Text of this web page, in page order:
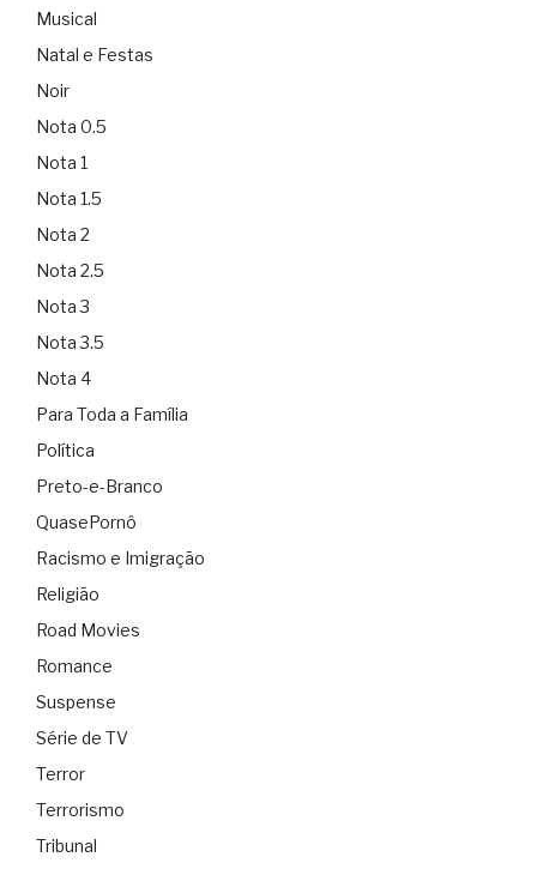
Musical
Natal e Festas
Noir
Nota 0.5
Nota 1
Nota 1.5
Nota 2
Nota 2.5
Nota 3
Nota 3.5
Nota 4
Para Toda a Família
Política
Preto-e-Branco
QuasePornô
Racismo e Imigração
Religião
Road Movies
Romance
Suspense
Série de TV
Terror
Terrorismo
Tribunal